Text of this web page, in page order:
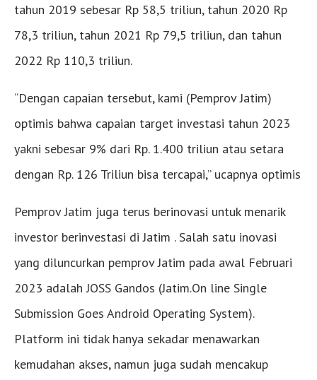
tahun 2019 sebesar Rp 58,5 triliun, tahun 2020 Rp
78,3 triliun, tahun 2021 Rp 79,5 triliun, dan tahun
2022 Rp 110,3 triliun.
“Dengan capaian tersebut, kami (Pemprov Jatim)
optimis bahwa capaian target investasi tahun 2023
yakni sebesar 9% dari Rp. 1.400 triliun atau setara
dengan Rp. 126 Triliun bisa tercapai,” ucapnya optimis
Pemprov Jatim juga terus berinovasi untuk menarik
investor berinvestasi di Jatim . Salah satu inovasi
yang diluncurkan pemprov Jatim pada awal Februari
2023 adalah JOSS Gandos (Jatim.On line Single
Submission Goes Android Operating System).
Platform ini tidak hanya sekadar menawarkan
kemudahan akses, namun juga sudah mencakup